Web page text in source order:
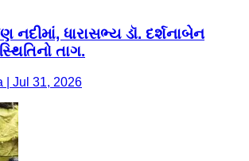
ધારાસભ્ય ડૉ. દર્શનાબેન
તાગ.
| Jul 31, 2026